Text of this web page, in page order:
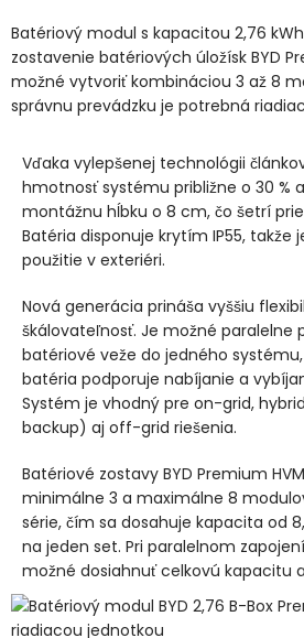
Batériový modul s kapacitou 2,76
zostavenie batériových úložísk BYD
možné vytvoriť kombináciou 3 až 8
správnu prevádzku je potrebná
Vďaka vylepšenej technológii
hmotnosť systému približne o 30 %
montážnu hĺbku o 8 cm, čo šetrí
Batéria disponuje krytím IP55, takže
použitie v exteriéri.
Nová generácia prináša vyššiu
škálovateľnosť. Je možné paralelne
batériové veže do jedného
batéria podporuje nabíjanie a
Systém je vhodný pre on-grid,
backup) aj off-grid riešenia.
Batériové zostavy BYD Premium
minimálne 3 a maximálne 8
série, čím sa dosahuje kapacita od
na jeden set. Pri paralelnom
možné dosiahnuť celkovú kapacitu